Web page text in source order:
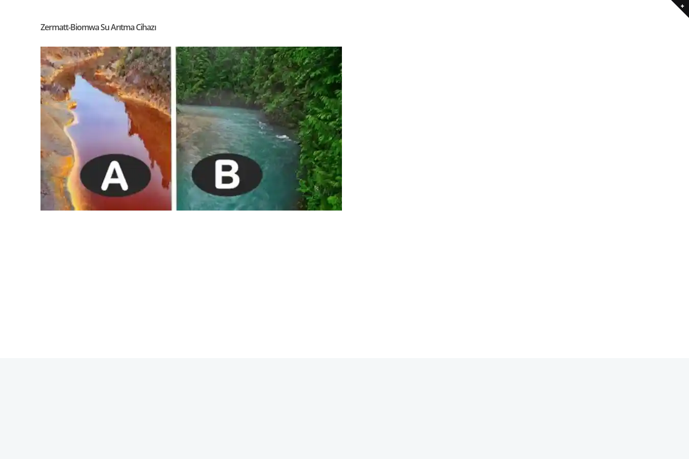
Zermatt-Biomwa Su Arıtma Cihazı